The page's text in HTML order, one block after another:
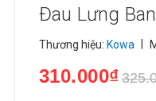
Đau Lưng
Thương hiệu: Kowa
310.000₫